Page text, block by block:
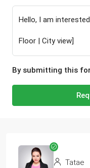
By submitting this
Tatae